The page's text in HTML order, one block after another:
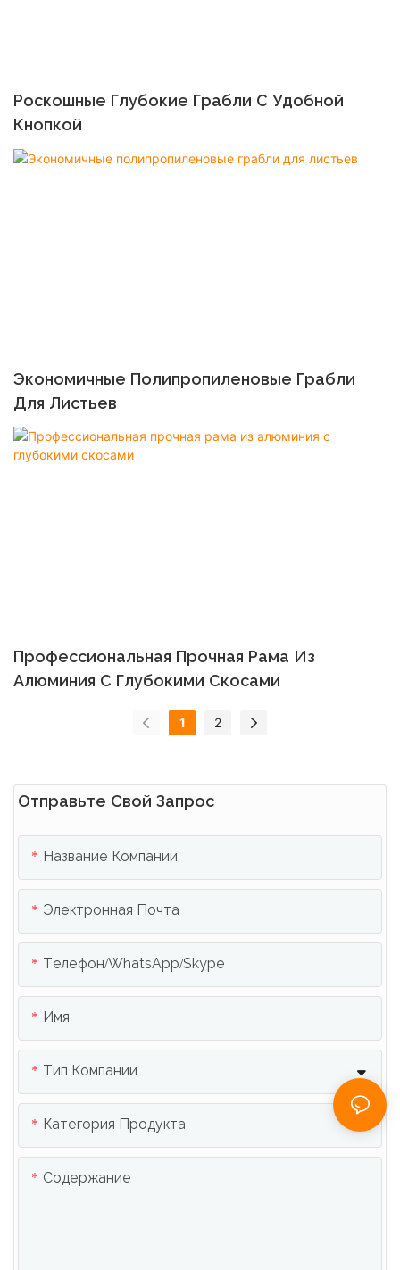
Отправьте Свой Запрос
Название Компании
Электронная Почта
Телефон/WhatsApp/Skype
Имя
Тип Компании
Категория Продукта
Содержание
Роскошные Глубокие Грабли С Удобной
Кнопкой
Экономичные Полипропиленовые Грабли
Для Листьев
Профессиональная Прочная Рама Из
Алюминия С Глубокими Скосами
1 2